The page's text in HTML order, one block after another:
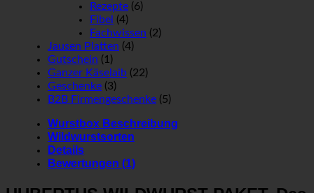
Rezepte (6)
Fibel (4)
Fachwissen (2)
Jausen Platten (4)
Gutschein (1)
Ganzer Käselaib (22)
Geschenke (3)
B2B Firmengeschenke (5)
Wurstbox Beschreibung
Wildwurstsorten
Details
Bewertungen (1)